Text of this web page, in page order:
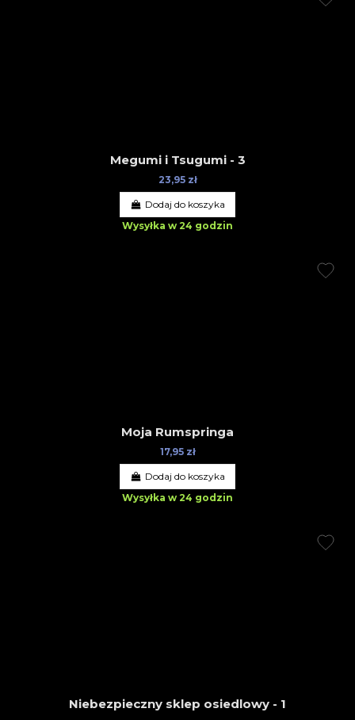
Megumi i Tsugumi - 3
23,95 zł
Dodaj do koszyka
Wysyłka w 24 godzin
Moja Rumspringa
17,95 zł
Dodaj do koszyka
Wysyłka w 24 godzin
Niebezpieczny sklep osiedlowy - 1